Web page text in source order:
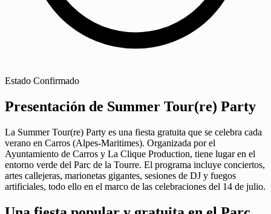
Estado Confirmado
Presentación de Summer Tour(re) Party
La Summer Tour(re) Party es una fiesta gratuita que se celebra cada
verano en Carros (Alpes-Maritimes). Organizada por el
Ayuntamiento de Carros y La Clique Production, tiene lugar en el
entorno verde del Parc de la Tourre. El programa incluye conciertos,
artes callejeras, marionetas gigantes, sesiones de DJ y fuegos
artificiales, todo ello en el marco de las celebraciones del 14 de julio.